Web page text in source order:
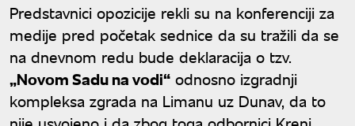
Predstavnici opozicije rekli su na konferenciji za
medije pred početak sednice da su tražili da se
na dnevnom redu bude deklaracija o tzv.
„Novom Sadu na vodi“ odnosno izgradnji
kompleksa zgrada na Limanu uz Dunav, da to